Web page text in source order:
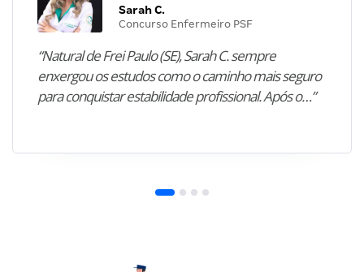
Sarah C.
Concurso Enfermeiro PSF
“Natural de Frei Paulo (SE), Sarah C. sempre
enxergou os estudos como o caminho mais seguro
para conquistar estabilidade profissional. Após o…”